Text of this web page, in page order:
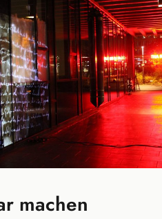
machen